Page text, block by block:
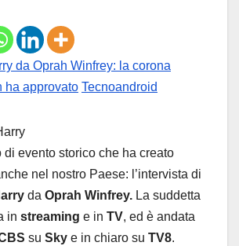
da Oprah Winfrey: la corona
ha approvato Tecnoandroid
di evento storico che ha creato
nel nostro Paese: l’intervista di
da Oprah Winfrey. La suddetta
in streaming e in TV, ed è andata
su Sky e in chiaro su TV8.